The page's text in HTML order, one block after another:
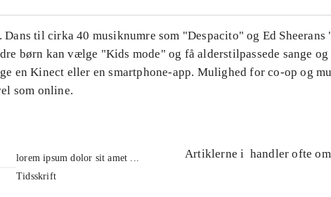
Dans til cirka 40 musiknumre som "Despacito" og Ed Sheerans
børn kan vælge "Kids mode" og få alderstilpassede sange og
en Kinect eller en smartphone-app. Mulighed for co-op og
som online.
lorem ipsum dolor sit amet ...
Tidsskrift
Artiklerne i handler ofte om